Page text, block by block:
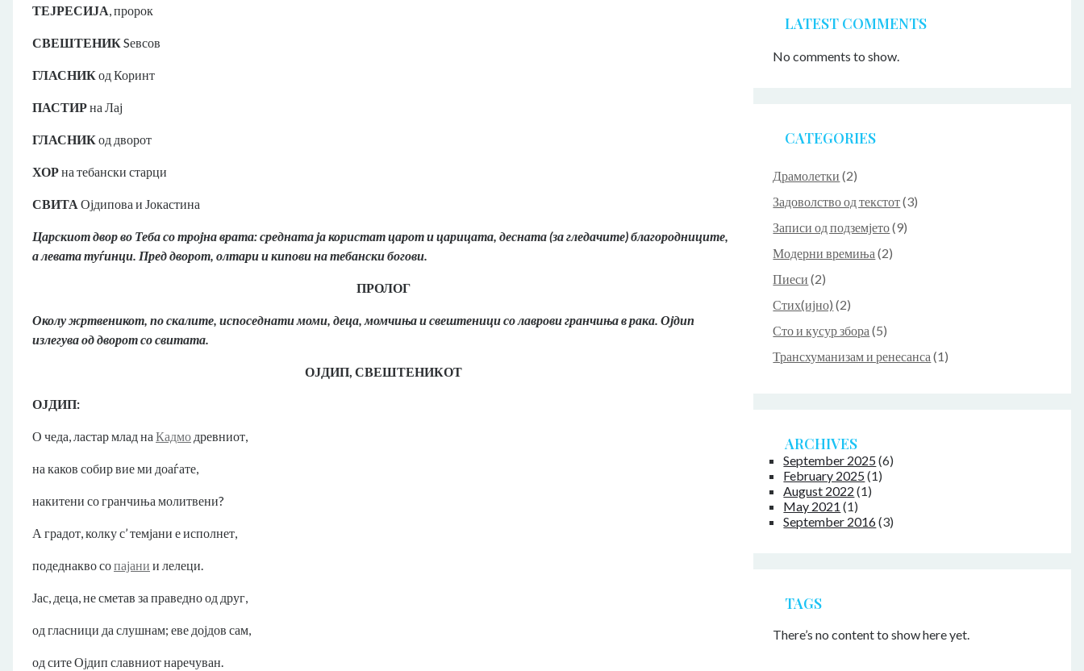
ТЕЈРЕСИЈА, пророк
СВЕШТЕНИКSевсов
ГЛАСНИКод Коринт
ПАСТИРна Лај
ГЛАСНИКод дворот
ХОРна тебански старци
СВИТА Ојдипова и Јокастина
Царскиот двор во Теба со тројна врата: средната ја користат царот и царицата, десната (за гледачите) благородниците,
а левата туѓинци. Пред дворот, олтари и кипови на тебански богови.
ПРОЛОГ
Околу жртвеникот, по скалите, испоседнати моми, деца, момчиња и свештеници со лаврови гранчиња в рака. Ојдип
излегува од дворот со свитата.
ОЈДИП, СВЕШТЕНИКОТ
ОЈДИП:
О чеда, ластар млад на Кадмо древниот,
на каков собир вие ми доаѓате,
накитени со гранчиња молитвени?
А градот, колку с’ темјани е исполнет,
подеднакво сопајани и лелеци.
Јас, деца, не сметав за праведно од друг,
од гласници да слушнам; еве дојдов сам,
од сите Ојдип славниот наречуван.
LATEST COMMENTS
No comments to show.
CATEGORIES
Драмолетки (2)
Задоволство од текстот(3)
Записи од подземјето(9)
Модерни времиња (2)
Пиеси (2)
Стих(ијно) (2)
Сто и кусур збора (5)
Трансхуманизам и ренесанса (1)
ARCHIVES
September 2025(6)
February 2025(1)
August 2022 (1)
May 2021 (1)
September 2016(3)
TAGS
There’s no content to show here yet.